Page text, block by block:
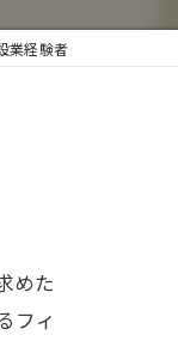
業経験者
めた
フィ